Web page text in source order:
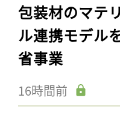
包装材のマテ
ル連携モデル
省事業
16時間前